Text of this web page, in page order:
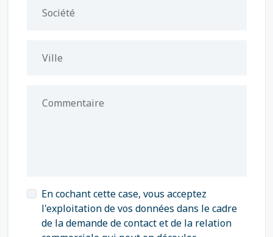
Société
Ville
Commentaire
En cochant cette case, vous acceptez
l'exploitation de vos données dans le cadre
de la demande de contact et de la relation